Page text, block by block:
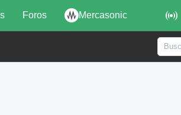

Foros Mercasonic